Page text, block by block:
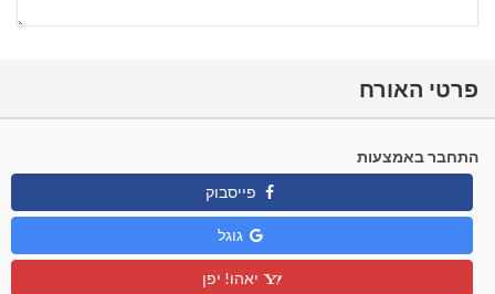
פרטי האורח
התחבר באמצעות
פייסבוק
גוגל
יאהו! יפן